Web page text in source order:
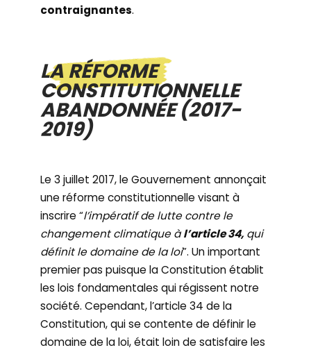
contraignantes.
LA RÉFORME
CONSTITUTIONNELLE
ABANDONNÉE (2017-
2019)
Le 3 juillet 2017, le Gouvernement annonçait
une réforme constitutionnelle visant à
inscrire “l’impératif de lutte contre le
changement climatique àl’article 34,qui
définit le domaine de la loi”. Un important
premier pas puisque la Constitution établit
les lois fondamentales qui régissent notre
société. Cependant, l’article 34 de la
Constitution, qui se contente de définir le
domaine de la loi, était loin de satisfaire les